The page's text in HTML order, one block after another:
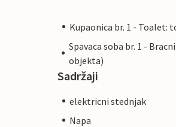
Kupaonica br. 1 - Toalet:
Spavaca soba br. 1 -
objekta)
Sadržaji
elektricni stednjak
Napa